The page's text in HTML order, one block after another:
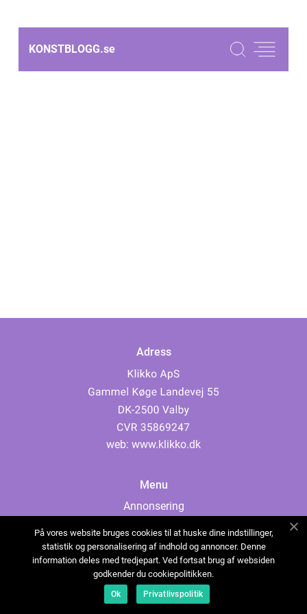
KONSTBLOGG.se
Adress
web: www.klikko.dk
Menu
Annonsering
Cookies
Kontakta oss
Sitemap
På vores website bruges cookies til at huske dine indstillinger,
statistik og personalisering af indhold og annoncer. Denne
information deles med tredjepart. Ved fortsat brug af websiden
godkender du cookiepolitikken.
Ok Privatlivspolitik